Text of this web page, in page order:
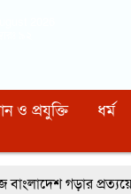
ও প্রযুক্তি ধর্ম
সিলেটে বাবৌযুপ’র